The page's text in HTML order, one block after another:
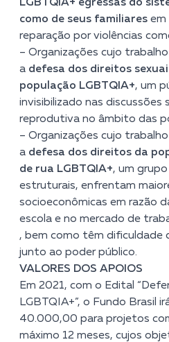
LGBTQIA+ egressas do
como de seus familiares em
reparação por violências
– Organizações cujo
a defesa dos direitos
população LGBTQIA+, um
invisibilizado nas discussões
reprodutiva no âmbito das
– Organizações cujo
a defesa dos direitos da
de rua LGBTQIA+, um
estruturais, enfrentam
socioeconômicas em razão
escola e no mercado de
, bem como têm dificuldade
junto ao poder público.
VALORES DOS APOIOS
Em 2021, com o Edital
LGBTQIA+”, o Fundo Brasil
40.000,00 para projetos
máximo 12 meses, cujos